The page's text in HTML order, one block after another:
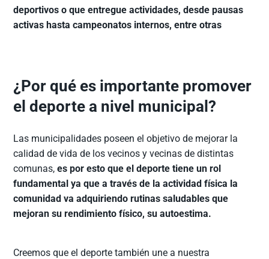
deportivos o que entregue actividades, desde pausas
activas hasta campeonatos internos, entre otras
¿Por qué es importante promover
el deporte a nivel municipal?
Las municipalidades poseen el objetivo de mejorar la
calidad de vida de los vecinos y vecinas de distintas
comunas,es por esto que el deporte tiene un rol
fundamental ya que a través de la actividad física la
comunidad va adquiriendo rutinas saludables que
mejoran su rendimiento físico, su autoestima.
Creemos que el deporte también une a nuestra